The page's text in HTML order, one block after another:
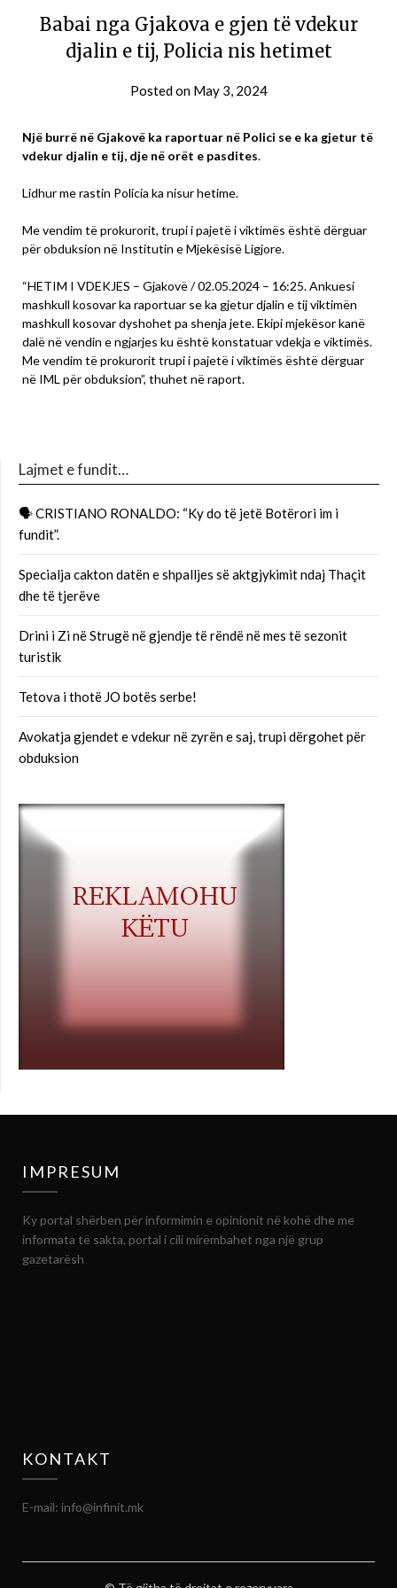
Babai nga Gjakova e gjen të vdekur
djalin e tij, Policia nis hetimet
Posted on May 3, 2024
Një burrë në Gjakovë ka raportuar në Polici se e ka gjetur të
vdekur djalin e tij, dje në orët e pasdites.
Lidhur me rastin Policia ka nisur hetime.
Me vendim të prokurorit, trupi i pajetë i viktimës është dërguar
për obduksion në Institutin e Mjekësisë Ligjore.
“HETIM I VDEKJES – Gjakovë / 02.05.2024 – 16:25. Ankuesi
mashkull kosovar ka raportuar se ka gjetur djalin e tij viktimën
mashkull kosovar dyshohet pa shenja jete. Ekipi mjekësor kanë
dalë në vendin e ngjarjes ku është konstatuar vdekja e viktimës.
Me vendim të prokurorit trupi i pajetë i viktimës është dërguar
në IML për obduksion”, thuhet në raport.
Lajmet e fundit…
🗣 CRISTIANO RONALDO: “Ky do të jetë Botërori im i
fundit”.
Specialja cakton datën e shpalljes së aktgjykimit ndaj Thaçit
dhe të tjerëve
Drini i Zi në Strugë në gjendje të rëndë në mes të sezonit
turistik
Tetova i thotë JO botës serbe!
Avokatja gjendet e vdekur në zyrën e saj, trupi dërgohet për
obduksion
IMPRESUM
Ky portal shërben për informimin e opinionit në kohë dhe me
informata të sakta, portal i cili mirëmbahet nga një grup
gazetarësh
KONTAKT
E-mail: info@infinit.mk